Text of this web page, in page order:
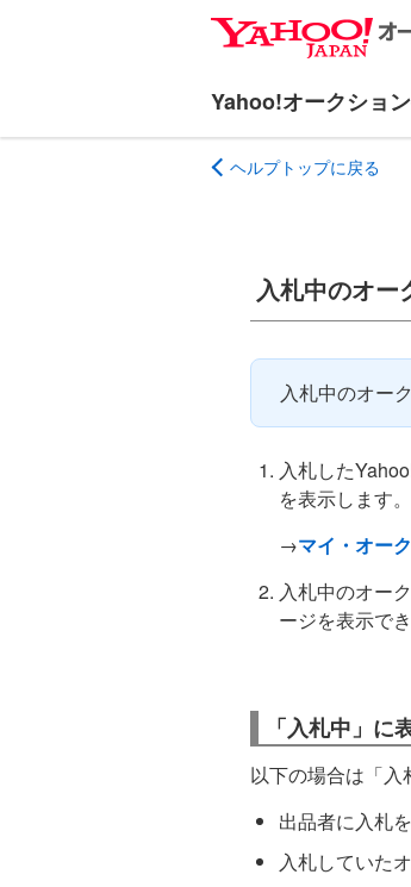
シ
ン
ヘルプトップに戻る
入札中のオー
入札中のオー
入札した
を表示します。
→マイ・オー
入札中のオー
ージを表示でき
「入札中」に
以下の場合は「入
出品者に入札
入札していた